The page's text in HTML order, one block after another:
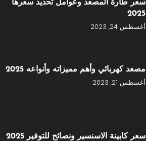
سعر طارة المصعد وعوامل تحديد سعرها
2025
أغسطس 24, 2023
مصعد كهربائي وأهم مميزاته وأنواعه 2025
أغسطس 21, 2023
سعر كابينة الاسنسير ونصائح للتوفير 2025